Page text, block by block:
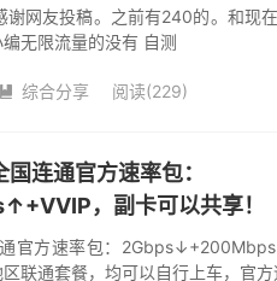
网友投稿。之前有240的。和现
无限流量的没有 自测
 综合分享 阅读(229)
连通官方速率包：
，副卡可以共享！
通官方速率包：
联通套餐，均可以自行上车，官